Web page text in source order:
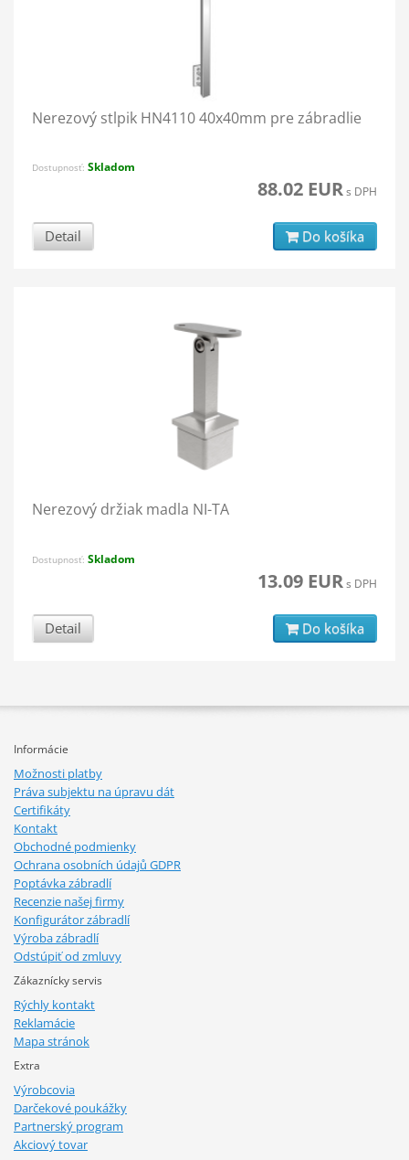
Nerezový stĺpik HN4110 40x40mm pre zábradlie
Dostupnosť: Skladom
88.02 EURs DPH
Detail Do košíka
Nerezový držiak madla NI-TA
Dostupnosť: Skladom
13.09 EURs DPH
Detail Do košíka
Informácie
Možnosti platby
Práva subjektu na úpravu dát
Certifikáty
Kontakt
Obchodné podmienky
Ochrana osobních údajů GDPR
Poptávka zábradlí
Recenzie našej firmy
Konfigurátor zábradlí
Výroba zábradlí
Odstúpiť od zmluvy
Zákaznícky servis
Rýchly kontakt
Reklamácie
Mapa stránok
Extra
Výrobcovia
Darčekové poukážky
Partnerský program
Akciový tovar